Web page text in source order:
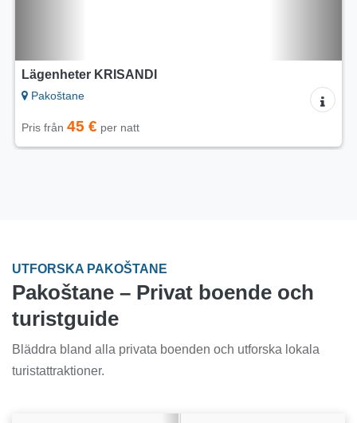
Lägenheter Branko
Pakoštane
Pris från 30 € per natt
UTFORSKA PAKOŠTANE
Pakoštane – Privat boende och
turistguide
Bläddra bland alla privata boenden och utforska lokala
turistattraktioner.